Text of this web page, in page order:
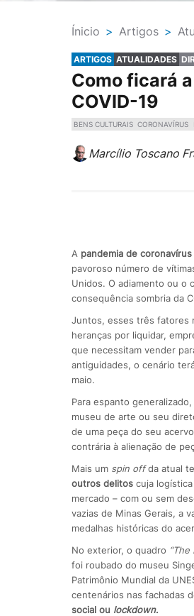
Ínicio > Artigos >
ARTIGOS ATUALIDADES
Como ficará
COVID-19
BENS CULTURAIS CORONAVÍRUS
Marcílio Toscano
A pandemia de coronavírus
pavoroso número de
Unidos. O adiamento ou o
consequência sombria da
Juntos, esses três fatores
heranças por liquidar,
que necessitam vender
antiguidades, o cenário
maio.
Para espanto
museu de arte ou seu
de uma peça do seu
contrária à alienação de
Mais um spin offda atual
outros delitoscuja logística
mercado – com ou sem
vazias de Minas Gerais, a
medalhas históricas do
No exterior, o quadro
foi roubado do museu
Patrimônio Mundial da
centenários nas fachadas
social ou lockdown.